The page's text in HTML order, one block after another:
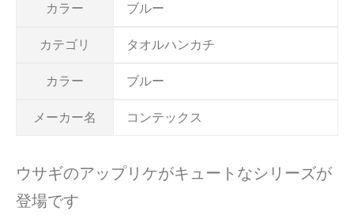
カラー ブルー
カテゴリ タオルハンカチ
カラー ブルー
メーカー名 コンテックス
ウサギのアップリケがキュートなシリーズが
登場です